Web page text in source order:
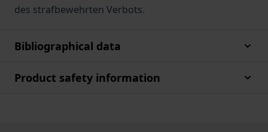
des strafbewehrten Verbots.
Bibliographical data
Product safety information